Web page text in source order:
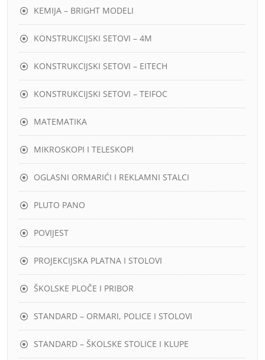
KEMIJA – BRIGHT MODELI
KONSTRUKCIJSKI SETOVI – 4M
KONSTRUKCIJSKI SETOVI – EITECH
KONSTRUKCIJSKI SETOVI – TEIFOC
MATEMATIKA
MIKROSKOPI I TELESKOPI
OGLASNI ORMARIĆI I REKLAMNI STALCI
PLUTO PANO
POVIJEST
PROJEKCIJSKA PLATNA I STOLOVI
ŠKOLSKE PLOČE I PRIBOR
STANDARD – ORMARI, POLICE I STOLOVI
STANDARD – ŠKOLSKE STOLICE I KLUPE